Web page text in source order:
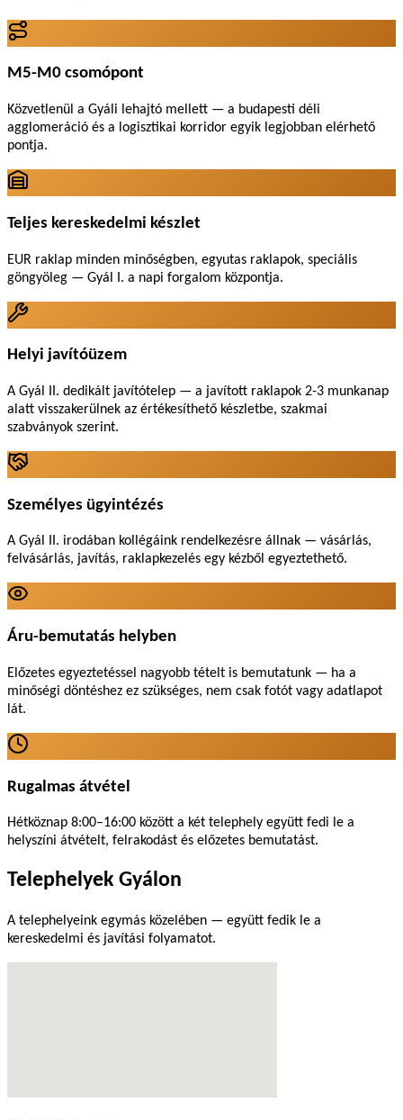
M5-M0 csomópont
Közvetlenül a Gyáli lehajtó mellett — a budapesti déli
agglomeráció és a logisztikai korridor egyik legjobban elérhető
pontja.
Teljes kereskedelmi készlet
EUR raklap minden minőségben, egyutas raklapok, speciális
göngyöleg — Gyál I. a napi forgalom központja.
Helyi javítóüzem
A Gyál II. dedikált javítótelep — a javított raklapok 2-3 munkanap
alatt visszakerülnek az értékesíthető készletbe, szakmai
szabványok szerint.
Személyes ügyintézés
A Gyál II. irodában kollégáink rendelkezésre állnak — vásárlás,
felvásárlás, javítás, raklapkezelés egy kézből egyeztethető.
Áru-bemutatás helyben
Előzetes egyeztetéssel nagyobb tételt is bemutatunk — ha a
minőségi döntéshez ez szükséges, nem csak fotót vagy adatlapot
lát.
Rugalmas átvétel
Hétköznap 8:00–16:00 között a két telephely együtt fedi le a
helyszíni átvételt, felrakodást és előzetes bemutatást.
Telephelyek Gyálon
A telephelyeink egymás közelében — együtt fedik le a
kereskedelmi és javítási folyamatot.